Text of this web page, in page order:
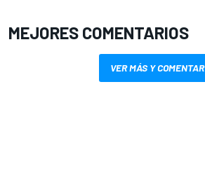
MEJORES COMENTARIOS
VER MÁS Y COMENTAR